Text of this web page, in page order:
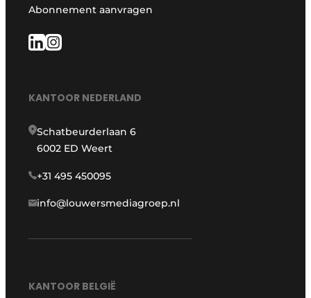
Abonnement aanvragen
KANTOOR NEDERLAND
Schatbeurderlaan 6
6002 ED Weert
+31 495 450095
info@louwersmediagroep.nl
KANTOOR BELGIË